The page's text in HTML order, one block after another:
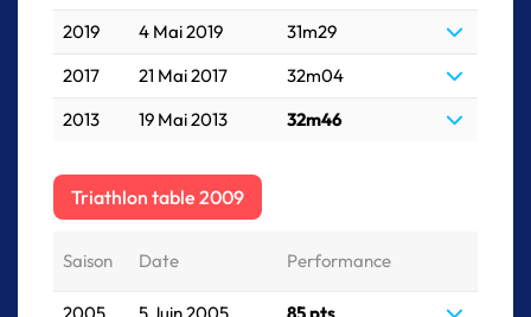
2019
4 Mai 2019
31m29
2017
21 Mai 2017
32m04
2013
19 Mai 2013 32m46
Triathlon table 2009
Saison Date Performance